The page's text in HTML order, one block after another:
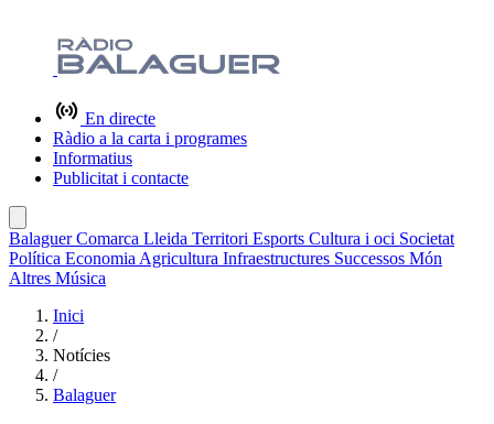
En directe
Ràdio a la carta i programes
Informatius
Publicitat i contacte
BalaguerComarca Lleida Territori Esports Cultura i oci Societat
Política Economia Agricultura Infraestructures Successos Món
Altres Música
Inici
/
Notícies
/
Balaguer